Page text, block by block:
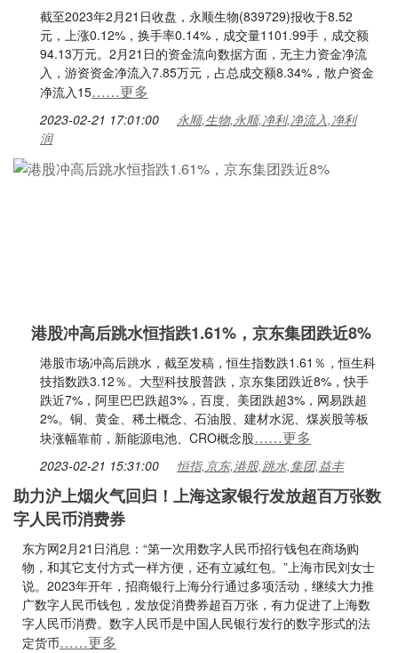
截至2023年2月21日收盘，永顺生物(839729)报收于8.52
元，上涨0.12%，换手率0.14%，成交量1101.99手，成交额
94.13万元。2月21日的资金流向数据方面，无主力资金净流
入，游资资金净流入7.85万元，占总成交额8.34%，散户资金
净流入15……更多
2023-02-21 17:01:00
永顺,生物,永顺,净利,净流入,净利
润
港股冲高后跳水恒指跌1.61%，京东集团跌近8%
港股市场冲高后跳水，截至发稿，恒生指数跌1.61％，恒生科
技指数跌3.12％。大型科技股普跌，京东集团跌近8%，快手
跌近7%，阿里巴巴跌超3%，百度、美团跌超3%，网易跌超
2%。铜、黄金、稀土概念、石油股、建材水泥、煤炭股等板
块涨幅靠前，新能源电池、CRO概念股……更多
2023-02-21 15:31:00 恒指,京东,港股,跳水,集团,益丰
助力沪上烟火气回归！上海这家银行发放超百万张数
字人民币消费券
东方网2月21日消息：“第一次用数字人民币招行钱包在商场购
物，和其它支付方式一样方便，还有立减红包。”上海市民刘女士
说。2023年开年，招商银行上海分行通过多项活动，继续大力推
广数字人民币钱包，发放促消费券超百万张，有力促进了上海数
字人民币消费。数字人民币是中国人民银行发行的数字形式的法
定货币……更多